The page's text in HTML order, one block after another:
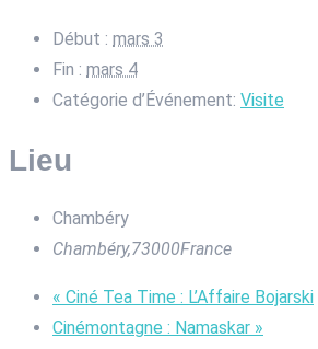
Début : mars 3
Fin : mars 4
Catégorie d’Événement: Visite
Lieu
Chambéry
Chambéry,73000France
« Ciné Tea Time : L’Affaire Bojarski
Cinémontagne : Namaskar »